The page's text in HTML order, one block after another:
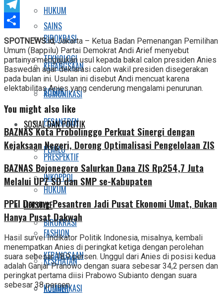
HUKUM
BIROKRASI
KEBANGSAAN
KOMUNIKASI
PESANTREN
PEMILU
INKOPPOL
LIFESTYLE
FASHION
KESEHATAN
KULINER
SAINS
TEKNOLOGI
SOSOK
SOSIAL DAN POLITIK
PRESPEKTIF
HUKUM
BIROKRASI
KEBANGSAAN
KOMUNIKASI
Twitter
Telegram
Share
SPOTNEWS.id, Jakarta – Ketua Badan Pemenangan Pemilihan
Umum (Bappilu) Partai Demokrat Andi Arief menyebut
partainya mengajukan usul kepada bakal calon presiden Anies
Baswedan agar deklarasi calon wakil presiden disegerakan
pada bulan ini. Usulan ini disebut Andi mencuat karena
elektabilitas Anies yang cenderung mengalami penurunan.
You might also like
BAZNAS Kota Probolinggo Perkuat Sinergi dengan
Kejaksaan Negeri, Dorong Optimalisasi Pengelolaan ZIS
BAZNAS Bojonegoro Salurkan Dana ZIS Rp254,7 Juta
Melalui UPZ SD dan SMP se-Kabupaten
PPEI Dorong Pesantren Jadi Pusat Ekonomi Umat, Bukan
Hanya Pusat Dakwah
Hasil survei Indikator Politik Indonesia, misalnya, kembali
menempatkan Anies di peringkat ketiga dengan perolehan
suara sebesar 18,9 persen. Unggul dari Anies di posisi kedua
adalah Ganjar Pranowo dengan suara sebesar 34,2 persen dan
peringkat pertama diisi Prabowo Subianto dengan suara
sebesar 38 persen.